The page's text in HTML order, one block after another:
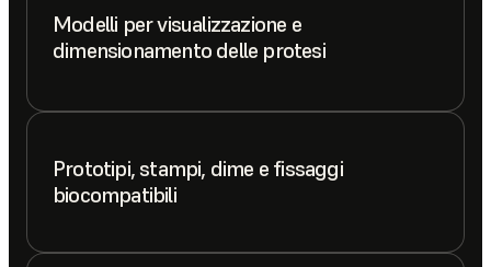
Modelli per visualizzazione e
dimensionamento delle protesi
Prototipi, stampi, dime e fissaggi
biocompatibili